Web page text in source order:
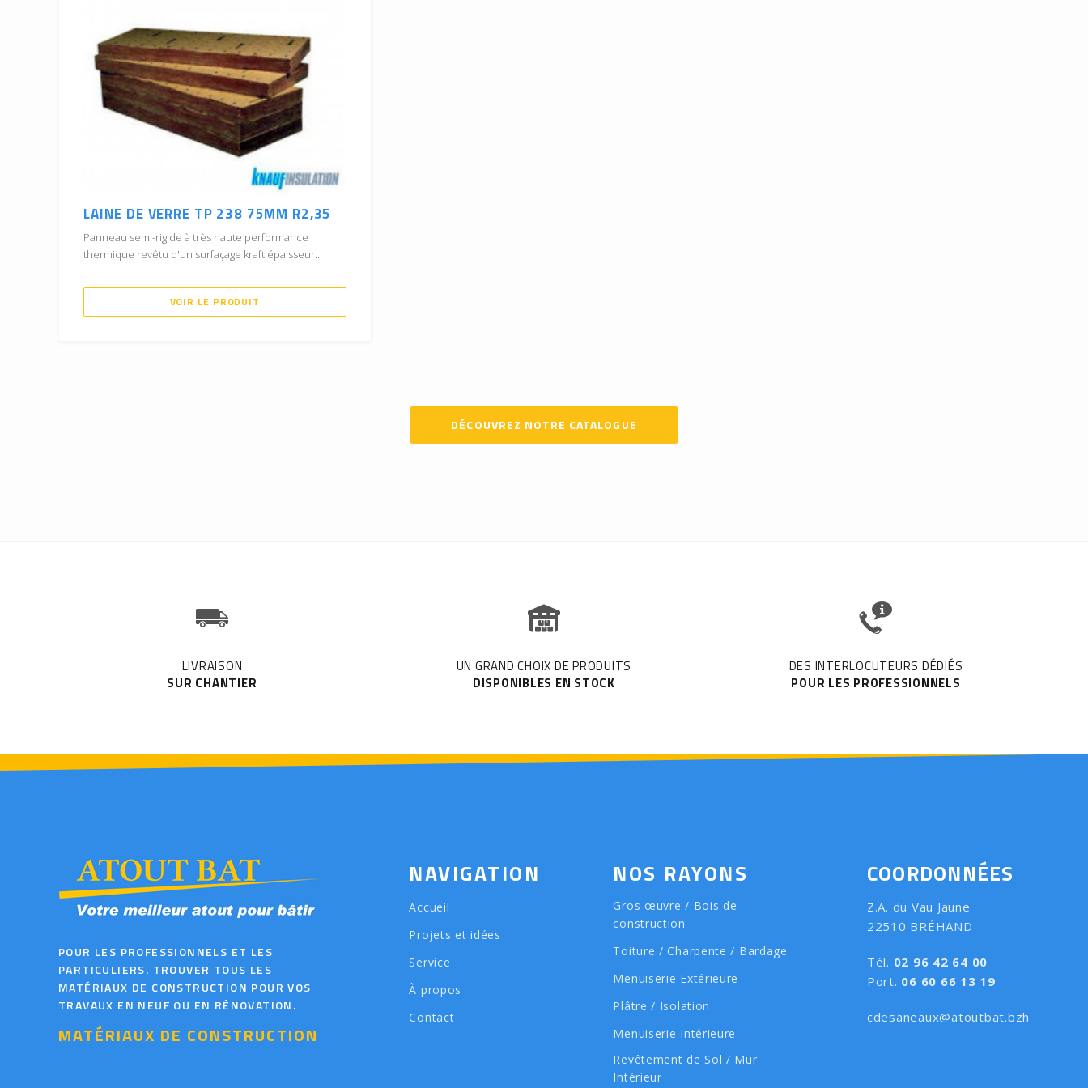
LAINE DE VERRE TP 238 75MM R2,35
Panneau semi-rigide à très haute performance
thermique revêtu d'un surfaçage kraft épaisseur...
VOIR LE PRODUIT
DÉCOUVREZ NOTRE CATALOGUE
LIVRAISON
SUR CHANTIER
UN GRAND CHOIX DE PRODUITS
DISPONIBLES EN STOCK
DES INTERLOCUTEURS DÉDIÉS
POUR LES PROFESSIONNELS
POUR LES PROFESSIONNELS ET LES
PARTICULIERS. TROUVER TOUS LES
MATÉRIAUX DE CONSTRUCTION POUR VOS
TRAVAUX EN NEUF OU EN RÉNOVATION.
MATÉRIAUX DE CONSTRUCTION
NAVIGATION
Accueil
Projets et idées
Service
À propos
Contact
NOS RAYONS
Gros œuvre / Bois de
construction
Toiture / Charpente / Bardage
Menuiserie Extérieure
Plâtre / Isolation
Menuiserie Intérieure
Revêtement de Sol / Mur
Intérieur
COORDONNÉES
Z.A. du Vau Jaune
22510 BRÉHAND
Tél. 02 96 42 64 00
Port. 06 60 66 13 19
cdesaneaux@atoutbat.bzh